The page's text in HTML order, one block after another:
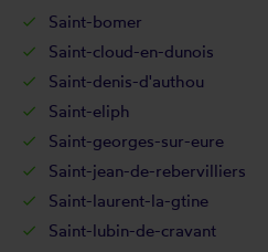
Saint-bomer
Saint-cloud-en-dunois
Saint-denis-d'authou
Saint-eliph
Saint-georges-sur-eure
Saint-jean-de-rebervilliers
Saint-laurent-la-gtine
Saint-lubin-de-cravant